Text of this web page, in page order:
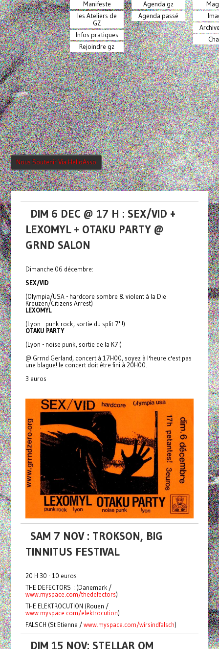
Manifeste
les Ateliers de
GZ
Infos pratiques
Rejoindre gz
Agenda gz
Agenda passé
Nous Soutenir Via HelloAsso
DIM 6 DEC @ 17 H : SEX/VID +
LEXOMYL + OTAKU PARTY @
GRND SALON
Dimanche 06 décembre:
SEX/VID
(Olympia/USA - hardcore sombre & violent à la Die
Kreuzen/Citizens Arrest)
LEXOMYL
(Lyon - punk rock, sortie du split 7"!)
OTAKU PARTY
(Lyon - noise punk, sortie de la K7!)
@ Grrnd Gerland, concert à 17H00, soyez à l'heure c'est pas
une blague! le concert doit être fini à 20H00.
3 euros
SAM 7 NOV : TROKSON, BIG
TINNITUS FESTIVAL
20 H 30 - 10 euros
THE DEFECTORS : (Danemark /
www.myspace.com/thedefectors)
THE ELEKTROCUTION (Rouen /
www.myspace.com/elektrocution)
FALSCH (St Etienne /www.myspace.com/wirsindfalsch)
DIM 15 NOV: STELLAR OM